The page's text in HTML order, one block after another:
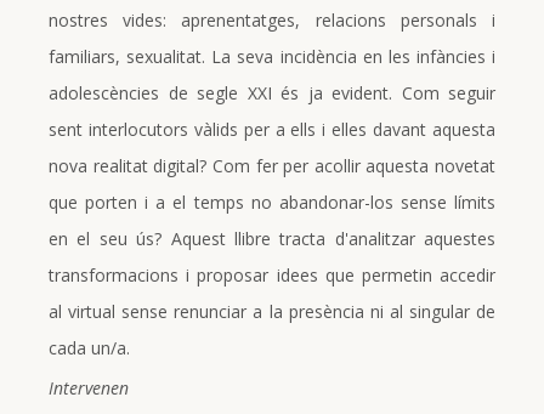
nostres vides: aprenentatges, relacions personals i
familiars, sexualitat. La seva incidència en les infàncies i
adolescències de segle XXI és ja evident. Com seguir
sent interlocutors vàlids per a ells i elles davant aquesta
nova realitat digital? Com fer per acollir aquesta novetat
que porten i a el temps no abandonar-los sense límits
en el seu ús? Aquest llibre tracta d'analitzar aquestes
transformacions i proposar idees que permetin accedir
al virtual sense renunciar a la presència ni al singular de
cada un/a.
Intervenen